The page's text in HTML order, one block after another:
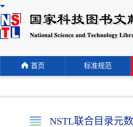
首页 标准规范
NSTL联合目录元